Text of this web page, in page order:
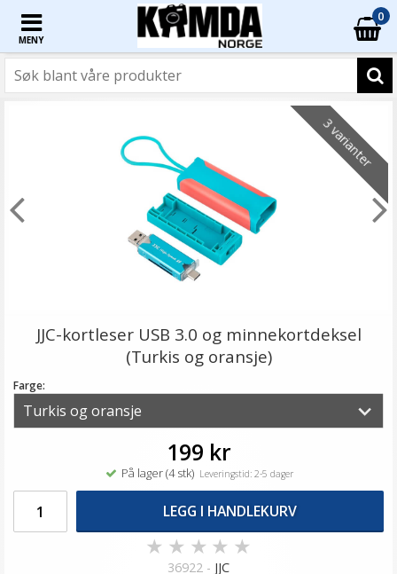
MENY
0
3 varianter
JJC-kortleser USB 3.0 og minnekortdeksel
(Turkis og oransje)
Farge:
199 kr
På lager (4 stk)Leveringstid: 2-5 dager
LEGG I HANDLEKURV
★ ★ ★ ★ ★
36922 - JJC